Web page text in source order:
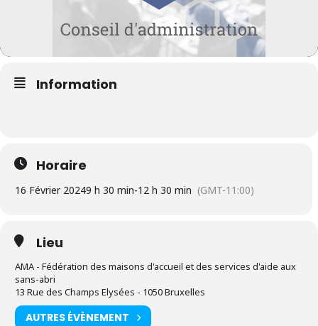
Information
Horaire
16 Février 20249 h 30 min-12 h 30 min (GMT-11:00)
Lieu
AMA - Fédération des maisons d'accueil et des services d'aide aux
sans-abri
13 Rue des Champs Elysées - 1050 Bruxelles
AUTRES ÉVÈNEMENT